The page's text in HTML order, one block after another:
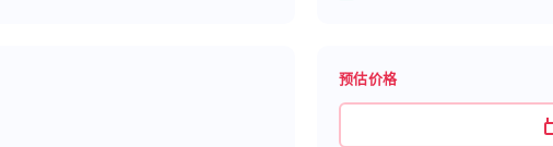
预估价格